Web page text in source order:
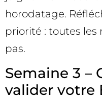
horodatage.
priorité : toutes les
pas.
Semaine 3 –
valider votre